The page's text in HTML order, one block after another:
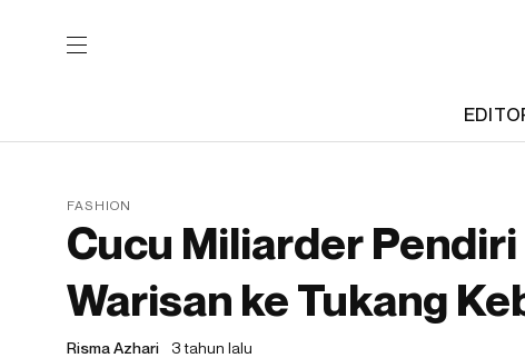
FASHION
Cucu Miliarder
Warisan ke Tukang
Risma Azhari 3 tahun lalu